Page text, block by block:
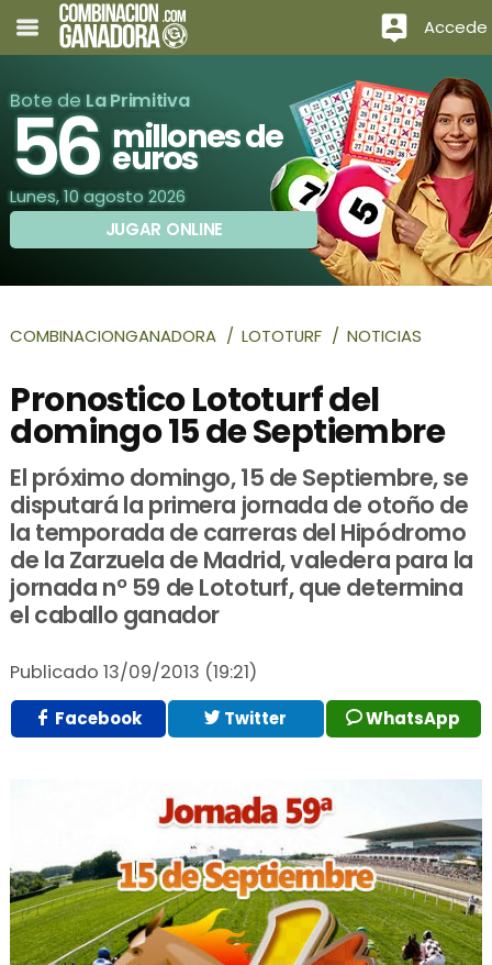
Accede
Bote de La Primitiva
56 millones de
euros
Lunes, 10 agosto 2026
JUGAR ONLINE
COMBINACIONGANADORA LOTOTURF NOTICIAS
Pronostico Lototurf del
domingo 15 de Septiembre
El próximo domingo, 15 de Septiembre, se
disputará la primera jornada de otoño de
la temporada de carreras del Hipódromo
de la Zarzuela de Madrid, valedera para la
jornada nº 59 de Lototurf, que determina
el caballo ganador
Publicado 13/09/2013 (19:21)
Facebook Twitter WhatsApp